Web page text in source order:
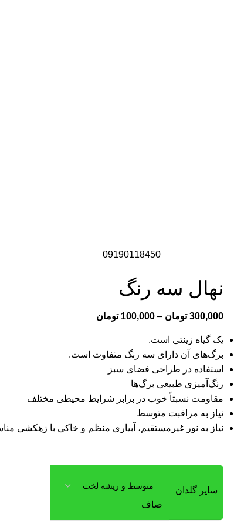
09190118450
نهال سه رنگ
300,000 تومان –
100,000 تومان
یک گیاه زینتی است.
برگ‌های آن دارای سه رنگ متفاوت است.
استفاده در طراحی فضای سبز
رنگ‌آمیزی طبیعی برگ‌ها
مقاومت نسبتاً خوب در برابر شرایط محیطی مختلف
نیاز به مراقبت متوسط
نیاز به نور غیرمستقیم، آبیاری منظم و خاکی با زهکشی
سایر گلدان
صاف